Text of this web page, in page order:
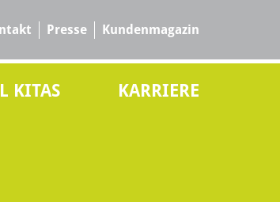
Presse Kundenmagazin
KITAS KARRIERE